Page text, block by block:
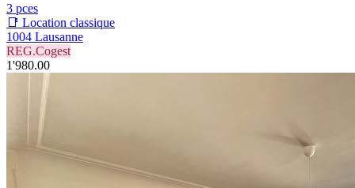
3 pces
📑 Location classique
1004 Lausanne
REG.Cogest
1'980.00